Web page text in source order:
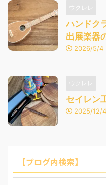
ウクレレ
ハンド
出展楽器
2026/5/4
ウクレレ
セイレン
2025/12/4
【ブログ内検索】